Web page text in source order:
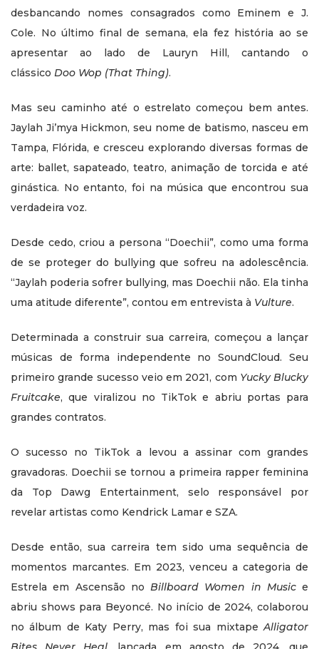
desbancando nomes consagrados como Eminem e J.
Cole. No último final de semana, ela fez história ao se
apresentar ao lado de Lauryn Hill, cantando o
clássico Doo Wop (That Thing).
Mas seu caminho até o estrelato começou bem antes.
Jaylah Ji’mya Hickmon, seu nome de batismo, nasceu em
Tampa, Flórida, e cresceu explorando diversas formas de
arte: ballet, sapateado, teatro, animação de torcida e até
ginástica. No entanto, foi na música que encontrou sua
verdadeira voz.
Desde cedo, criou a persona “Doechii”, como uma forma
de se proteger do bullying que sofreu na adolescência.
“Jaylah poderia sofrer bullying, mas Doechii não. Ela tinha
uma atitude diferente”, contou em entrevista à Vulture.
Determinada a construir sua carreira, começou a lançar
músicas de forma independente no SoundCloud. Seu
primeiro grande sucesso veio em 2021, com Yucky Blucky
Fruitcake, que viralizou no TikTok e abriu portas para
grandes contratos.
O sucesso no TikTok a levou a assinar com grandes
gravadoras. Doechii se tornou a primeira rapper feminina
da Top Dawg Entertainment, selo responsável por
revelar artistas como Kendrick Lamar e SZA.
Desde então, sua carreira tem sido uma sequência de
momentos marcantes. Em 2023, venceu a categoria de
Estrela em Ascensão no Billboard Women in Musice
abriu shows para Beyoncé. No início de 2024, colaborou
no álbum de Katy Perry, mas foi sua mixtapeAlligator